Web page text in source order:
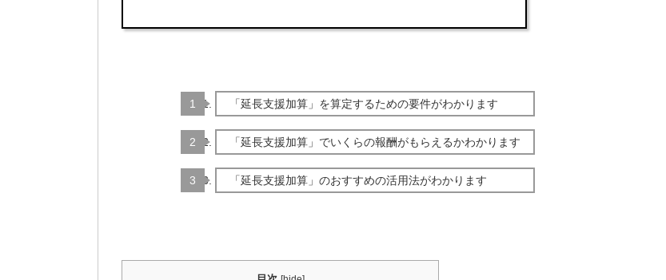
「延長支援加算」を算定するための要件がわかります
「延長支援加算」でいくらの報酬がもらえるかわかります
「延長支援加算」のおすすめの活用法がわかります